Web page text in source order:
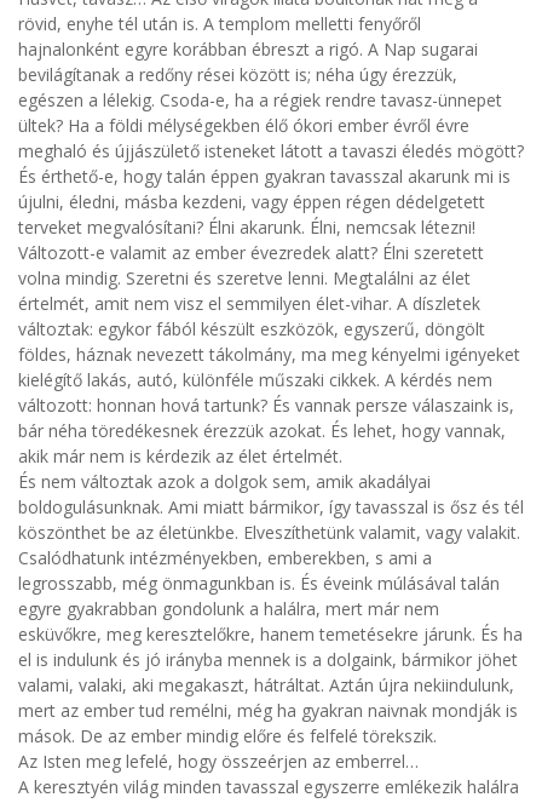
rövid, enyhe tél után is. A templom melletti fenyőről
hajnalonként egyre korábban ébreszt a rigó. A Nap sugarai
bevilágítanak a redőny rései között is; néha úgy érezzük,
egészen a lélekig. Csoda-e, ha a régiek rendre tavasz-ünnepet
ültek? Ha a földi mélységekben élő ókori ember évről évre
meghaló és újjászülető isteneket látott a tavaszi éledés mögött?
És érthető-e, hogy talán éppen gyakran tavasszal akarunk mi is
újulni, éledni, másba kezdeni, vagy éppen régen dédelgetett
terveket megvalósítani? Élni akarunk. Élni, nemcsak létezni!
Változott-e valamit az ember évezredek alatt? Élni szeretett
volna mindig. Szeretni és szeretve lenni. Megtalálni az élet
értelmét, amit nem visz el semmilyen élet-vihar. A díszletek
változtak: egykor fából készült eszközök, egyszerű, döngölt
földes, háznak nevezett tákolmány, ma meg kényelmi igényeket
kielégítő lakás, autó, különféle műszaki cikkek. A kérdés nem
változott: honnan hová tartunk? És vannak persze válaszaink is,
bár néha töredékesnek érezzük azokat. És lehet, hogy vannak,
akik már nem is kérdezik az élet értelmét.
És nem változtak azok a dolgok sem, amik akadályai
boldogulásunknak. Ami miatt bármikor, így tavasszal is ősz és tél
köszönthet be az életünkbe. Elveszíthetünk valamit, vagy valakit.
Csalódhatunk intézményekben, emberekben, s ami a
legrosszabb, még önmagunkban is. És éveink múlásával talán
egyre gyakrabban gondolunk a halálra, mert már nem
esküvőkre, meg keresztelőkre, hanem temetésekre járunk. És ha
el is indulunk és jó irányba mennek is a dolgaink, bármikor jöhet
valami, valaki, aki megakaszt, hátráltat. Aztán újra nekiindulunk,
mert az ember tud remélni, még ha gyakran naivnak mondják is
mások. De az ember mindig előre és felfelé törekszik.
Az Isten meg lefelé, hogy összeérjen az emberrel…
A keresztyén világ minden tavasszal egyszerre emlékezik halálra